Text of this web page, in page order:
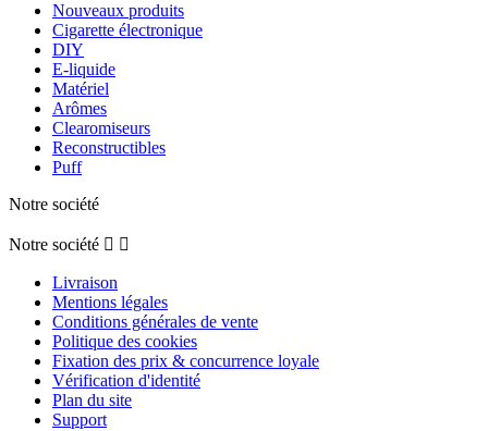
Nouveaux produits
Cigarette électronique
DIY
E-liquide
Matériel
Arômes
Clearomiseurs
Reconstructibles
Puff
Notre société
Notre société  
Livraison
Mentions légales
Conditions générales de vente
Politique des cookies
Fixation des prix & concurrence loyale
Vérification d'identité
Plan du site
Support